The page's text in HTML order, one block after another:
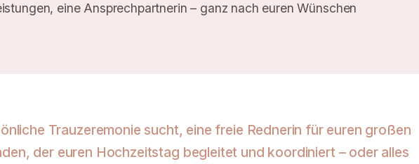
eine Ansprechpartnerin – ganz nach euren Wünschen
Trauzeremonie sucht, eine freie Rednerin für euren großen
der euren Hochzeitstag begleitet und koordiniert – oder alles